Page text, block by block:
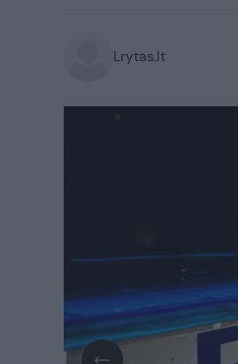
Lrytas.lt